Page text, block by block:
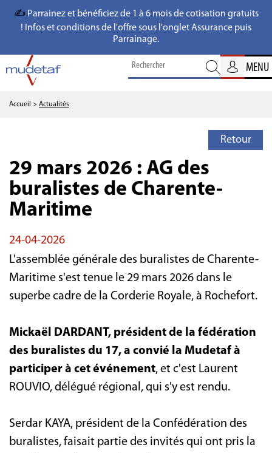
✍️ Parrainez et bénéficiez de 1 à 6 mois de cotisation gratuits
! Infos et conditions de l'offre sous l'onglet Assurance puis
Parrainage.
MENU
Accueil > Actualités
Retour
29 mars 2026 : AG des
buralistes de Charente-
Maritime
24-04-2026
L'assemblée générale des buralistes de Charente-
Maritime s'est tenue le 29 mars 2026 dans le
superbe cadre de la Corderie Royale, à Rochefort.
Mickaël DARDANT, président de la fédération
des buralistes du 17, a convié la Mudetaf à
participer à cet événement, et c'est Laurent
ROUVIO, délégué régional, qui s'y est rendu.
Serdar KAYA, président de la Confédération des
buralistes, faisait partie des invités qui ont pris la